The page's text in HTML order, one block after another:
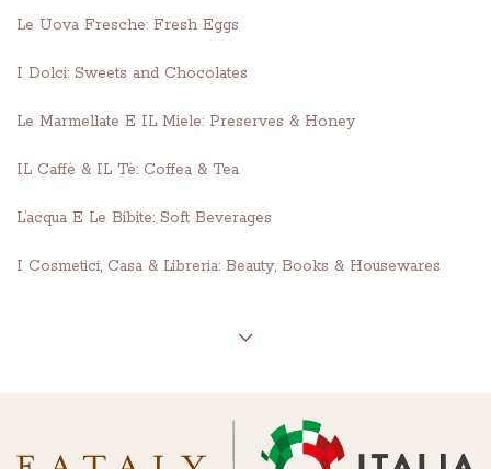
Le Uova Fresche: Fresh Eggs
I Dolci: Sweets and Chocolates
Le Marmellate E IL Miele: Preserves & Honey
IL Caffè & IL Tè: Coffea & Tea
L’acqua E Le Bibite: Soft Beverages
I Cosmetici, Casa & Libreria: Beauty, Books & Housewares